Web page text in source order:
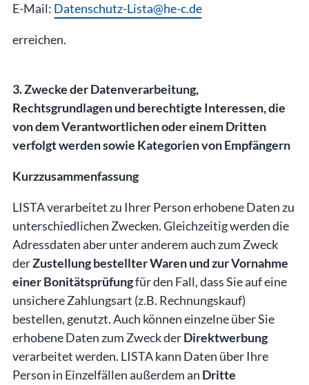
E-Mail: Datenschutz-Lista@he-c.de
erreichen.
3. Zwecke der Datenverarbeitung,
Rechtsgrundlagen und berechtigte Interessen, die
von dem Verantwortlichen oder einem Dritten
verfolgt werden sowie Kategorien von Empfängern
Kurzzusammenfassung
LISTA verarbeitet zu Ihrer Person erhobene Daten zu
unterschiedlichen Zwecken. Gleichzeitig werden die
Adressdaten aber unter anderem auch zum Zweck
derZustellung bestellter Waren und zur Vornahme
einer Bonitätsprüfungfür den Fall, dass Sie auf eine
unsichere Zahlungsart (z.B. Rechnungskauf)
bestellen, genutzt. Auch können einzelne über Sie
erhobene Daten zum Zweck derDirektwerbung
verarbeitet werden. LISTA kann Daten über Ihre
Person in Einzelfällen außerdem an Dritte